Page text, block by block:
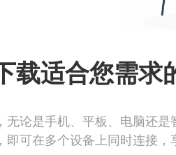
载适合您需求
论是手机、平板、电脑还是
可在多个设备上同时连接，